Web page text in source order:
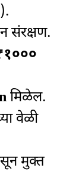
संरक्षण.
मिळेल.
वेळी
मुक्त